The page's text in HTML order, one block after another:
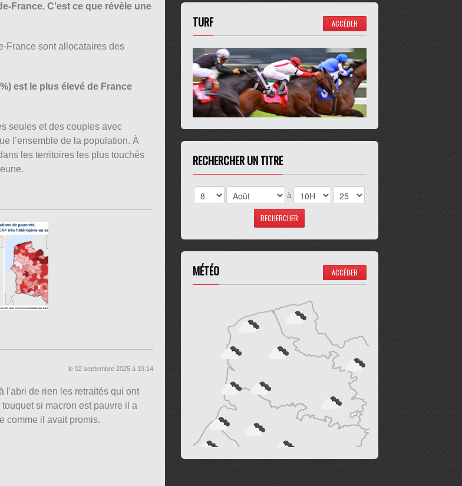
France. C’est ce que révèle une
France sont allocataires des
est le plus élevé de France
seules et des couples avec
l’ensemble de la population. À
les territoires les plus touchés
le 02 septembre 2025 à 19:14
l'abri de rien les retraités qui ont
si macron est pauvre il a
comme il avait promis.
TURF ACCÉDER
RECHERCHER UN TITRE
à
MÉTÉO ACCÉDER